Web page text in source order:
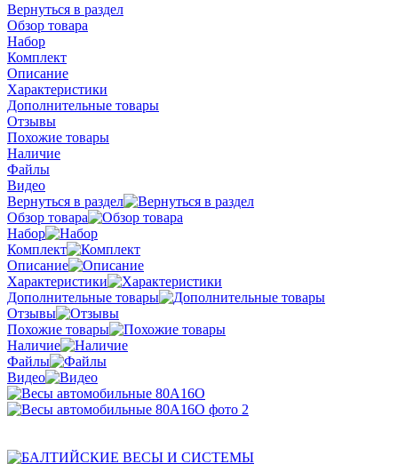
Вернуться в раздел
Обзор товара
Набор
Комплект
Описание
Характеристики
Дополнительные товары
Отзывы
Похожие товары
Наличие
Файлы
Видео
Вернуться в раздел
Обзор товара
Набор
Комплект
Описание
Характеристики
Дополнительные товары
Отзывы
Похожие товары
Наличие
Файлы
Видео